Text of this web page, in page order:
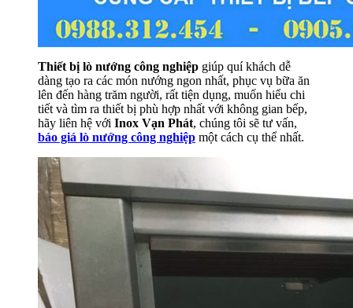
Thiết bị lò nướng công nghiệp giúp quí khách dễ
dàng tạo ra các món nướng ngon nhất, phục vụ bữa ăn
lên đến hàng trăm người, rất tiện dụng, muốn hiểu chi
tiết và tìm ra thiết bị phù hợp nhất với không gian bếp,
hãy liên hệ với Inox Vạn Phát, chúng tôi sẽ tư vấn,
báo giá lò nướng công nghiệp một cách cụ thể nhất.